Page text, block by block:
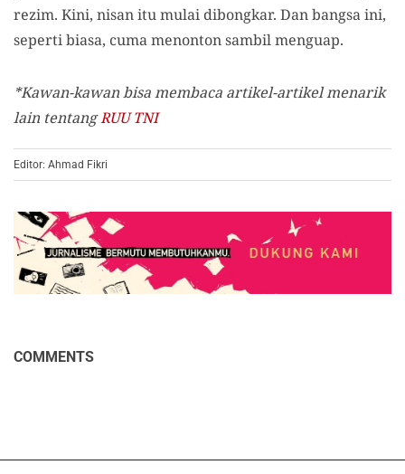
rezim. Kini, nisan itu mulai dibongkar. Dan bangsa ini,
seperti biasa, cuma menonton sambil menguap.
*Kawan-kawan bisa membaca artikel-artikel menarik
lain tentangRUU TNI
Editor: Ahmad Fikri
COMMENTS